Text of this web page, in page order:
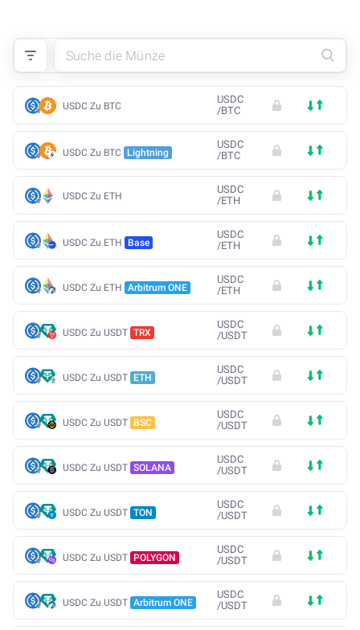
USDC Zu BTC
USDC
/BTC
USDC Zu BTC Lightning
USDC
/BTC
USDC Zu ETH
USDC
/ETH
USDC Zu ETH Base
USDC
/ETH
USDC Zu ETH Arbitrum ONE
USDC
/ETH
USDC Zu USDT TRX
USDC
/USDT
USDC Zu USDT ETH
USDC
/USDT
USDC Zu USDT BSC
USDC
/USDT
USDC Zu USDT SOLANA
USDC
/USDT
USDC Zu USDT TON
USDC
/USDT
USDC Zu USDT POLYGON
USDC
/USDT
USDC Zu USDT Arbitrum ONE
USDC
/USDT